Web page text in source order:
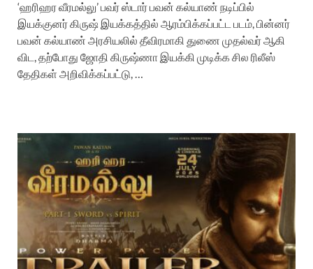
‘ஹரிஹர வீரமல்லு’ பவர் ஸ்டார் பவன் கல்யாண் நடிப்பில்
இயக்குனர் கிருஷ் இயக்கத்தில் ஆரம்பிக்கப்பட்ட படம், பின்னர்
பவன் கல்யாண் அரசியலில் தீவிரமாகி துணை முதல்வர் ஆகி
விட, தற்போது ஜோதி கிருஷ்ணா இயக்கி முடிக்க சில ரிலீஸ்
தேதிகள் அறிவிக்கப்பட்டு, …